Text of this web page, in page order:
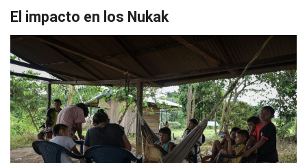
El impacto en los Nukak